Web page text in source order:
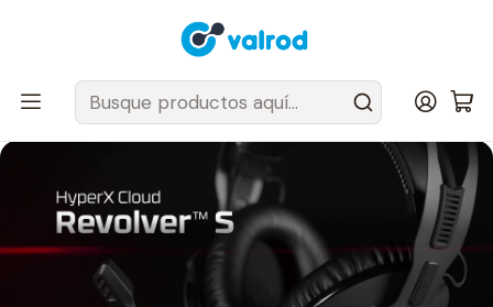
Despacho Gratis en tus sillas Cougar en el Gran Santiago
Post Audífonos para audiófilos: Cloud Revolver S